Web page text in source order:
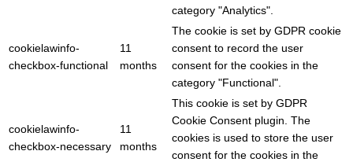
category "Analytics".
cookielawinfo-
checkbox-functional
11
months
The cookie is set by GDPR cookie
consent to record the user
consent for the cookies in the
category "Functional".
cookielawinfo-
checkbox-necessary
11
months
This cookie is set by GDPR
Cookie Consent plugin. The
cookies is used to store the user
consent for the cookies in the